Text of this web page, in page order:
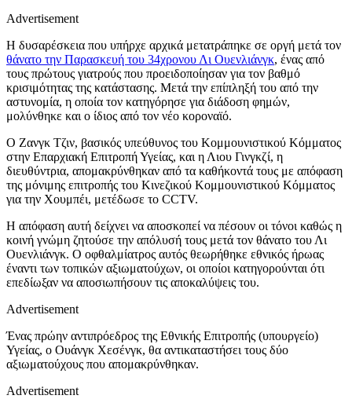
Advertisement
Η δυσαρέσκεια που υπήρχε αρχικά μετατράπηκε σε οργή μετά τον
θάνατο την Παρασκευή του 34χρονου Λι Ουενλιάνγκ, ένας από
τους πρώτους γιατρούς που προειδοποίησαν για τον βαθμό
κρισιμότητας της κατάστασης. Μετά την επίπληξή του από την
αστυνομία, η οποία τον κατηγόρησε για διάδοση φημών,
μολύνθηκε και ο ίδιος από τον νέο κοροναϊό.
Ο Ζανγκ Τζιν, βασικός υπεύθυνος του Κομμουνιστικού Κόμματος
στην Επαρχιακή Επιτροπή Υγείας, και η Λιου Γινγκζί, η
διευθύντρια, απομακρύνθηκαν από τα καθήκοντά τους με απόφαση
της μόνιμης επιτροπής του Κινεζικού Κομμουνιστικού Κόμματος
για την Χουμπέι, μετέδωσε το CCTV.
Η απόφαση αυτή δείχνει να αποσκοπεί να πέσουν οι τόνοι καθώς η
κοινή γνώμη ζητούσε την απόλυσή τους μετά τον θάνατο του Λι
Ουενλιάνγκ. Ο οφθαλμίατρος αυτός θεωρήθηκε εθνικός ήρωας
έναντι των τοπικών αξιωματούχων, οι οποίοι κατηγορούνται ότι
επεδίωξαν να αποσιωπήσουν τις αποκαλύψεις του.
Advertisement
Ένας πρώην αντιπρόεδρος της Εθνικής Επιτροπής (υπουργείο)
Υγείας, ο Ουάνγκ Χεσένγκ, θα αντικαταστήσει τους δύο
αξιωματούχους που απομακρύνθηκαν.
Advertisement